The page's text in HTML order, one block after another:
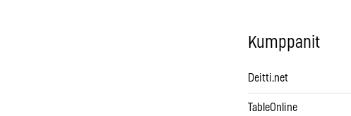
Kumppanit
Deitti.net
TableOnline